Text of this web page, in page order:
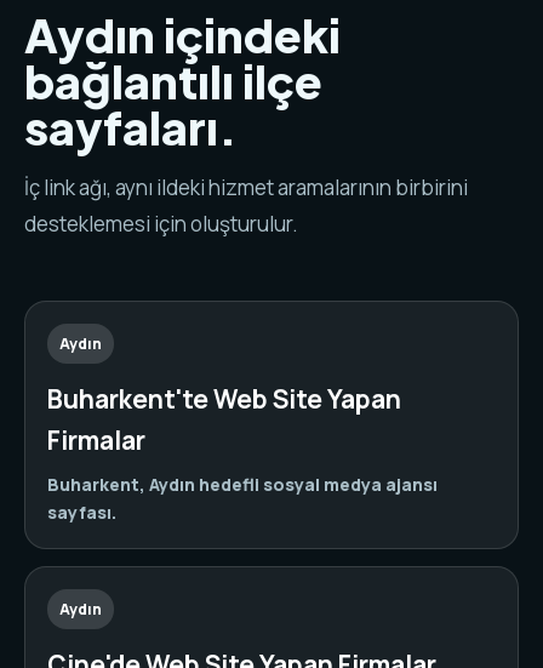
Aydın içindeki
bağlantılı ilçe
sayfaları.
İç link ağı, aynı ildeki hizmet aramalarının birbirini
desteklemesi için oluşturulur.
Aydın
Buharkent'te Web Site Yapan
Firmalar
Buharkent, Aydın hedefli sosyal medya ajansı
sayfası.
Aydın